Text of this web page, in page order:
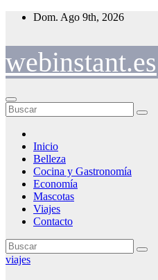
Saltar
Dom. Ago 9th, 2026
webinstant.es
Inicio
Belleza
Cocina y Gastronomía
Economía
Mascotas
Viajes
Contacto
viajes